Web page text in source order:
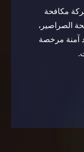
مكافحة
الصراصير،
آمنة مرخصة